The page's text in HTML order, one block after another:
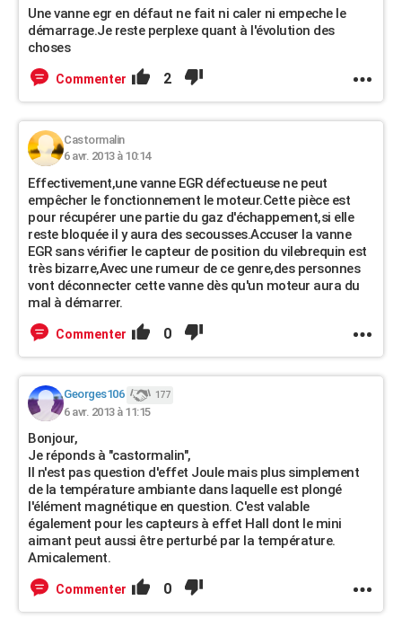
Une vanne egr en défaut ne fait ni caler ni empeche le
démarrage.Je reste perplexe quant à l'évolution des
choses
Commenter 2
Castormalin
6 avr. 2013 à 10:14
Effectivement,une vanne EGR défectueuse ne peut
empêcher le fonctionnement le moteur.Cette pièce est
pour récupérer une partie du gaz d'échappement,si elle
reste bloquée il y aura des secousses.Accuser la vanne
EGR sans vérifier le capteur de position du vilebrequin est
très bizarre,Avec une rumeur de ce genre,des personnes
vont déconnecter cette vanne dès qu'un moteur aura du
mal à démarrer.
Commenter 0
Georges106 177
6 avr. 2013 à 11:15
Bonjour,
Je réponds à "castormalin",
Il n'est pas question d'effet Joule mais plus simplement
de la température ambiante dans laquelle est plongé
l'élément magnétique en question. C'est valable
également pour les capteurs à effet Hall dont le mini
aimant peut aussi être perturbé par la température.
Amicalement.
Commenter 0